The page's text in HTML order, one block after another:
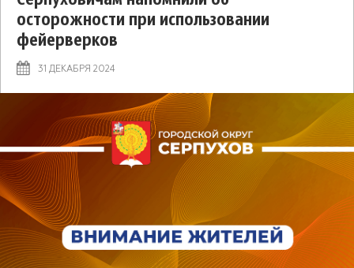
осторожности при использовании
фейерверков
31 ДЕКАБРЯ 2024